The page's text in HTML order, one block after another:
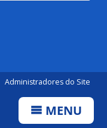
Administradores do Site
MENU